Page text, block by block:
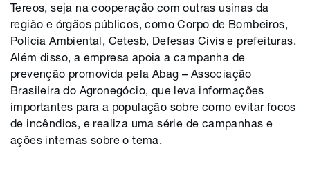
Tereos, seja na cooperação com outras usinas da
região e órgãos públicos, como Corpo de Bombeiros,
Polícia Ambiental, Cetesb, Defesas Civis e prefeituras.
Além disso, a empresa apoia a campanha de
prevenção promovida pela Abag – Associação
Brasileira do Agronegócio, que leva informações
importantes para a população sobre como evitar focos
de incêndios, e realiza uma série de campanhas e
ações internas sobre o tema.